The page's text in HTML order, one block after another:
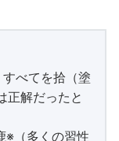
べてを拾（塗
正解だったと
※（多くの習性